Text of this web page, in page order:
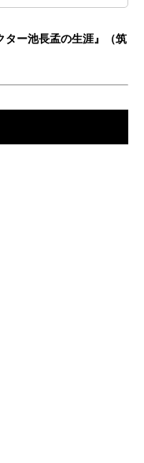
ー池長孟の生涯』（筑